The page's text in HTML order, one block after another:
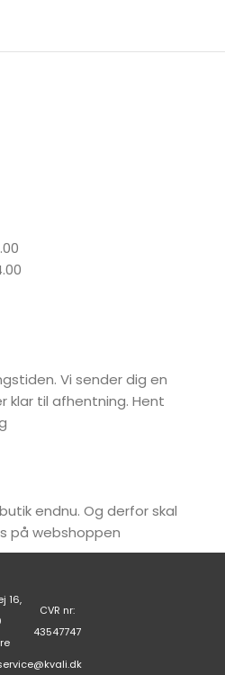
Vi sender dig en
klar til afhentning. Hent
endnu. Og derfor skal
på webshoppen
16,
CVR nr:
43547747